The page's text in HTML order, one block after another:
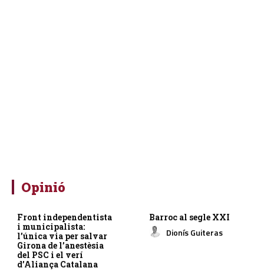
Opinió
Front independentista
i municipalista:
l’única via per salvar
Girona de l’anestèsia
del PSC i el verí
d’Aliança Catalana
Barroc al segle XXI
Dionís Guiteras